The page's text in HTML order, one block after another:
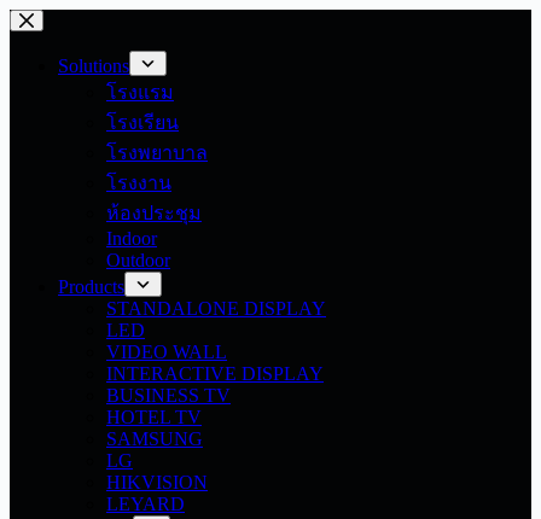
Skip
contentSolutions
โรงแรม
โรงเรียน
โรงพยาบาล
โรงงาน
ห้องประชุม
Indoor
Outdoor
Products
STANDALONE DISPLAY
LED
VIDEO WALL
INTERACTIVE DISPLAY
BUSINESS TV
HOTEL TV
SAMSUNG
LG
HIKVISION
LEYARD